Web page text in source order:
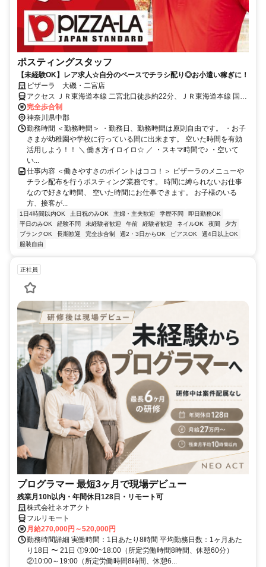
ポスティングスタッフ
【未経験OK】レア求人☆自分のペースでチラシ配り◎お小遣い稼ぎに！
ピザーラ 大磯・二宮店
アクセス ＪＲ東海道本線 二宮北口徒歩約22分、ＪＲ東海道本線 国府
津徒歩約66分、ＪＲ御殿場線 国府津徒歩約66分
完全歩合制
神奈川県中郡
勤務時間 ＜勤務時間＞ ・勤務日、勤務時間は原則自由です。 ・お子
さまが幼稚園や学校に行っている間に出来ます。 空いた時間を有効
活用しよう！！ ＼ 働き方イロイロ☆ ／ ・スキマ時間で♪ ・空いて
い...
仕事内容 ＜働きやすさのポイントはココ！＞ ピザーラのメニューや
チラシ配布を行うポスティング業務です。 時間に縛られないお仕事
なので好きな時間、 空いた時間にお仕事できます。 お子様のいる
方、接客が...
1日4時間以内OK 土日祝のみOK 主婦・主夫歓迎 学歴不問
即日勤務OK
平日のみOK
経験不問 未経験者歓迎 午前 経験者歓迎 ネイルOK 夜間
夕方
ブランクOK
長期歓迎 完全歩合制 週2・3日からOK ピアスOK
週4日以上OK
服装自由
正社員
プログラマー 最短3ヶ月で現場デビュー
残業月10h以内・年間休日128日・リモート可
株式会社ネオアクト
フルリモート
月給270,000円～520,000円
勤務時間詳細 実働時間：1日あたり8時間 平均勤務日数：1ヶ月あた
り18日 〜 21日 ①9:00~18:00（所定労働時間8時間、休憩60分）
②10:00～19:00（所定労働時間8時間、休憩6...